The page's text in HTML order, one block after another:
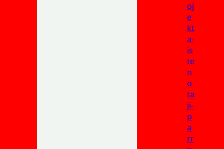
oj
e
kt
a-
is
te
n
o
ta
ji-
p
a
rr